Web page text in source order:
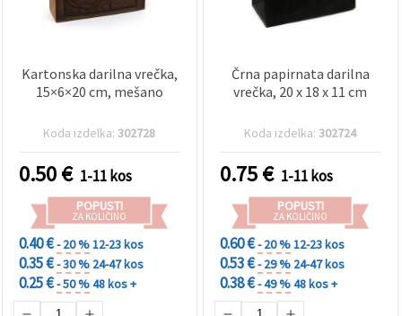
Kartonska darilna vrečka,
15×6×20 cm, mešano
Koda izdelka:302728
0.50€ 1-11 kos
POPUSTI
ZA KOLIČINO
0.40 €- 20 %12-23 kos
0.35 €- 30 % 24-47 kos
0.25 €- 50 %48 kos +
Črna papirnata darilna
vrečka, 20 x 18 x 11 cm
Koda izdelka:302724
0.75€ 1-11 kos
POPUSTI
ZA KOLIČINO
0.60 €- 20 %12-23 kos
0.53 €- 29 % 24-47 kos
0.38 €- 49 %48 kos +